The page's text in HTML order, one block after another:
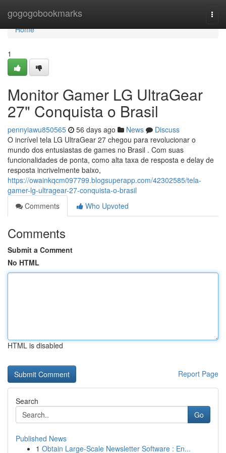
gogogobookmarks
Home
Home
1
Monitor Gamer LG UltraGear
27" Conquista o Brasil
pennyiawu850565 56 days ago News
Discuss
O incrível tela LG UltraGear 27 chegou para revolucionar o
mundo dos entusiastas de games no Brasil . Com suas
funcionalidades de ponta, como alta taxa de resposta e delay de
resposta incrivelmente baixo,
https://owainkqcm097799.blogsuperapp.com/42302585/tela-
gamer-lg-ultragear-27-conquista-o-brasil
Comments
Who Upvoted
Comments
Submit a Comment
No HTML
HTML is disabled
Report Page
Search
Go
Published News
1 Obtain Large-Scale Newsletter Software : En...